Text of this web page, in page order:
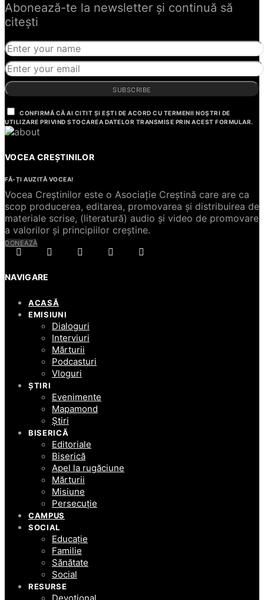
Abonează-te la newsletter și continuă să
citești
SUBSCRIBE
CONFIRMĂ CĂ AI CITIT ȘI EȘTI DE ACORD CU TERMENII NOȘTRI DE
UTILIZARE PRIVIND STOCAREA DATELOR TRANSMISE PRIN ACEST FORMULAR.
VOCEA CREȘTINILOR
FĂ-ȚI AUZITĂ VOCEA!
Vocea Creștinilor este o Asociație Creștină care are ca
scop producerea, editarea, promovarea și distribuirea de
materiale scrise, (literatură) audio și video de promovare
a valorilor și principiilor creștine.
DONEAZĂ
NAVIGARE
ACASĂ
EMISIUNI
Dialoguri
Interviuri
Mărturii
Podcasturi
Vloguri
ȘTIRI
Evenimente
Mapamond
Știri
BISERICĂ
Editoriale
Biserică
Apel la rugăciune
Mărturii
Misiune
Persecuție
CAMPUS
SOCIAL
Educație
Familie
Sănătate
Social
RESURSE